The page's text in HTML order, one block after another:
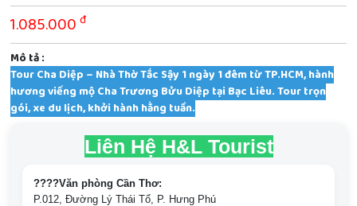
1.085.000 đ
Mô tả :
Tour Cha Diệp – Nhà Thờ Tắc Sậy 1 ngày 1 đêm từ TP.HCM, hành
hương viếng mộ Cha Trương Bửu Diệp tại Bạc Liêu. Tour trọn
gói, xe du lịch, khởi hành hằng tuần.
Liên Hệ H&L Tourist
????Văn phòng Cần Thơ:
P.012, Đường Lý Thái Tổ, P. Hưng Phú